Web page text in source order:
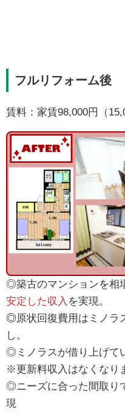
フルリフォーム後
賃料：家賃98,000円（
◎築古のマンションを相
安定した収入 を実現。
◎原状回復費用はミノラ
し。
◎ミノラスが借り上げて
※更新料収入はなくなり
◎ニーズに合った間取り
現